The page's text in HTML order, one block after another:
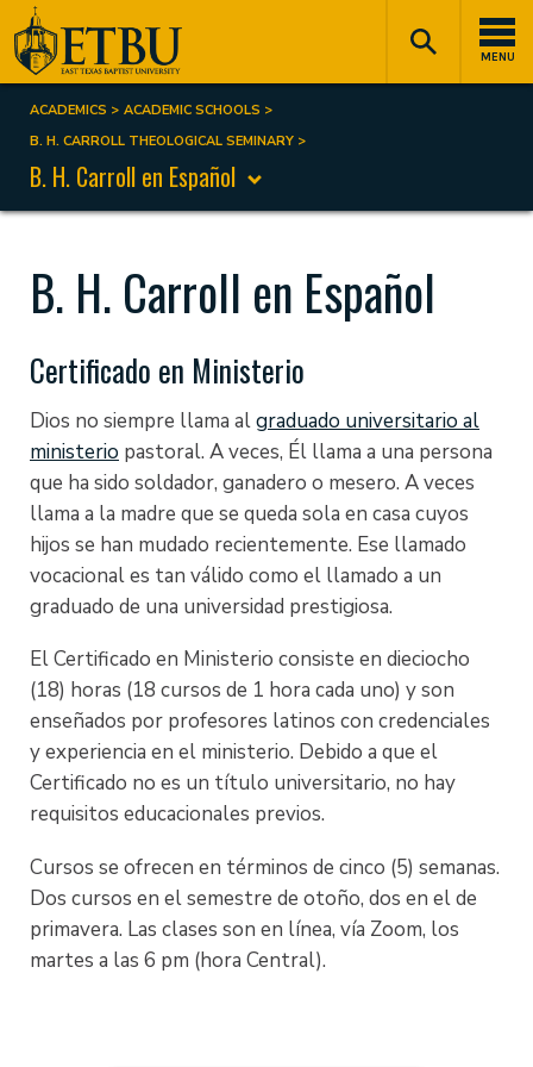
Skip
to
main
content
MENU
Tertiary
Navigation
Main
navigation
Breadcrumb
ACADEMICS
ACADEMIC SCHOOLS
B. H. CARROLL THEOLOGICAL SEMINARY
B. H. Carroll en Español
B. H. Carroll en Español
Certificado en Ministerio
Dios no siempre llama algraduado universitario al
ministerio pastoral. A veces, Él llama a una persona
que ha sido soldador, ganadero o mesero. A veces
llama a la madre que se queda sola en casa cuyos
hijos se han mudado recientemente. Ese llamado
vocacional es tan válido como el llamado a un
graduado de una universidad prestigiosa.
El Certificado en Ministerio consiste en dieciocho
(18) horas (18 cursos de 1 hora cada uno) y son
enseñados por profesores latinos con credenciales
y experiencia en el ministerio. Debido a que el
Certificado no es un título universitario, no hay
requisitos educacionales previos.
Cursos se ofrecen en términos de cinco (5) semanas.
Dos cursos en el semestre de otoño, dos en el de
primavera. Las clases son en línea, vía Zoom, los
martes a las 6 pm (hora Central).